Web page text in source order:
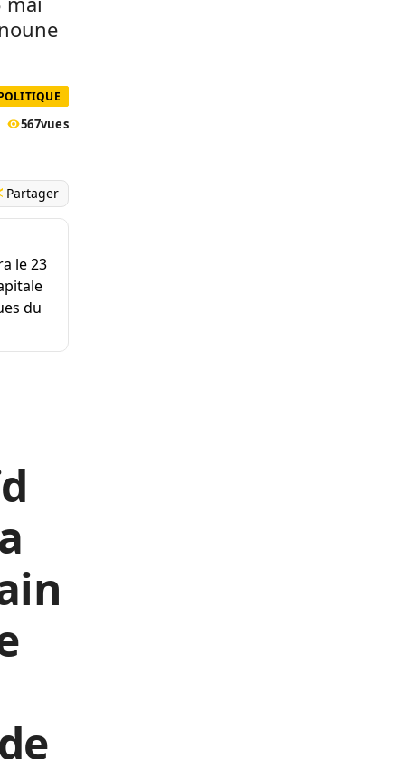
567vues
Partager
le 23
du